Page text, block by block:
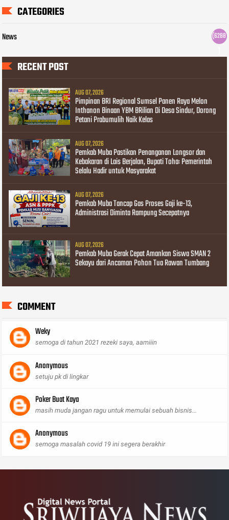
CATEGORIES
News
(6288
RECENT POST
AUG 07, 2026
Pimpinan BRI Regional Sumsel Panen Raya Melon
Inthanon Binaan YBM BRilian Di Desa Sindur, Dorong
Petani Prabumulih Naik Kelas
AUG 07, 2026
Pemkab Muba Pastikan Penanganan Longsor dan
Kebakaran di Lais Berjalan, Bupati Toha: Pemerintah
Selalu Hadir untuk Masyarakat
AUG 07, 2026
Pemkab Muba Tancap Gas Proses Gaji ke-13,
Administrasi Diminta Rampung Secepatnya
AUG 07, 2026
Pemkab Muba Gerak Cepat Amankan Siswa SMAN 2
Sekayu dari Ancaman Pohon Tua Rawan Tumbang
COMMENT
Weky
semoga di tahun 2021 rezeki saya, aamiiin
Anonymous
setuju pk di lingkar
Poker Buat Kaya
masih muda jangan ragu untuk memulai sebuah bisnis...
Anonymous
semoga masalah covid 19 ini segera berakhir